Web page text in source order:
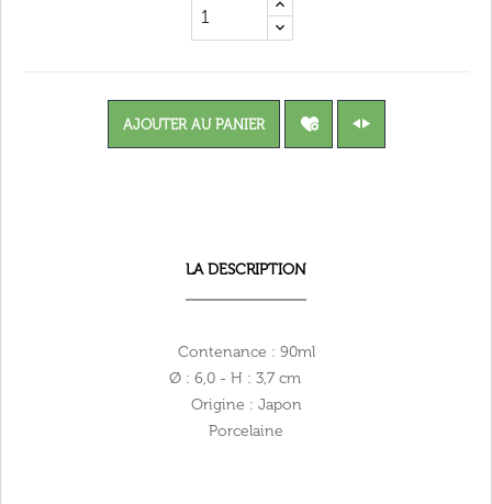
AJOUTER AU PANIER
LA DESCRIPTION
Contenance : 90ml
Ø : 6,0 - H : 3,7 cm
Origine : Japon
Porcelaine